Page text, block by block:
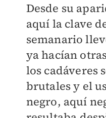
Desde su
aquí la clave
semanario
ya hacían
los cadáveres
brutales y el
negro, aquí